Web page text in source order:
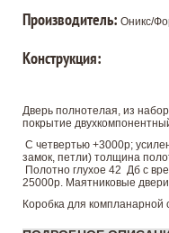
Производитель: Оникс/
Конструкция:
Дверь полнотелая, из
покрытие
С четвертью +3000р;
замок, петли) толщина
Полотно глухое 42 Дб с
25000р. Маятниковые двери
Коробка для